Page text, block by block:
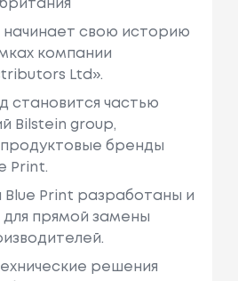
начинает свою историю
компании
Ltd».
становится частью
Bilstein group,
бренды
Print.
Blue Print разработаны и
прямой замены
решения